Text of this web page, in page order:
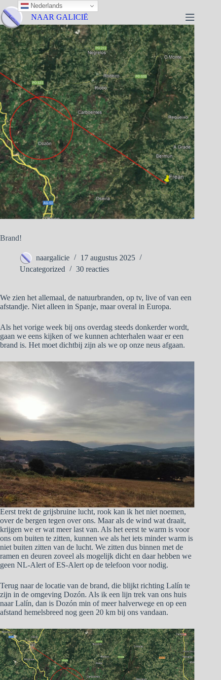
NAAR GALICIË
Brand!
naargalicie
17 augustus 2025
Uncategorized
30 reacties
We zien het allemaal, de natuurbranden, op tv, live of van een
afstandje. Niet alleen in Spanje, maar overal in Europa.
Als het vorige week bij ons overdag steeds donkerder wordt,
gaan we eens kijken of we kunnen achterhalen waar er een
brand is. Het moet dichtbij zijn als we op onze neus afgaan.
Eerst trekt de grijsbruine lucht, rook kan ik het niet noemen,
over de bergen tegen over ons. Maar als de wind wat draait,
krijgen we er wat meer last van. Als het eerst te warm is voor
ons om buiten te zitten, kunnen we als het iets minder warm is
niet buiten zitten van de lucht. We zitten dus binnen met de
ramen en deuren zoveel als mogelijk dicht en daar hebben we
geen NL-Alert of ES-Alert op de telefoon voor nodig.
Terug naar de locatie van de brand, die blijkt richting Lalín te
zijn in de omgeving Dozón. Als ik een lijn trek van ons huis
naar Lalín, dan is Dozón min of meer halverwege en op een
afstand hemelsbreed nog geen 20 km bij ons vandaan.
Nederlands